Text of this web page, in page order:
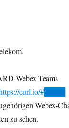
Webex Teams
eurl.io/#████
Webex-
zu sehen.